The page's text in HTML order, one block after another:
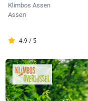
Klimbos Assen
Assen
4.9 / 5